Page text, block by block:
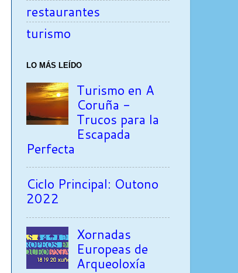
restaurantes
turismo
LO MÁS LEÍDO
Turismo en A
Coruña -
Trucos para la
Escapada
Perfecta
Ciclo Principal: Outono
2022
Xornadas
Europeas de
Arqueoloxía